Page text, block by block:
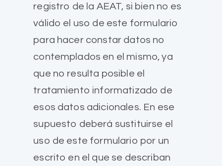
registro de la AEAT, si bien no es
válido el uso de este formulario
para hacer constar datos no
contemplados en el mismo, ya
que no resulta posible el
tratamiento informatizado de
esos datos adicionales. En ese
supuesto deberá sustituirse el
uso de este formulario por un
escrito en el que se describan